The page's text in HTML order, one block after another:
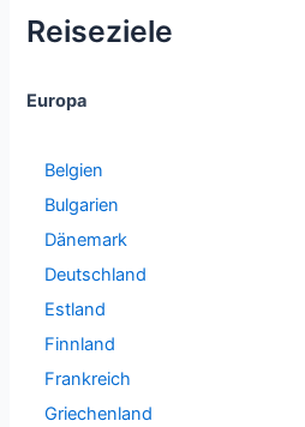
Reiseziele
Europa
Belgien
Bulgarien
Dänemark
Deutschland
Estland
Finnland
Frankreich
Griechenland